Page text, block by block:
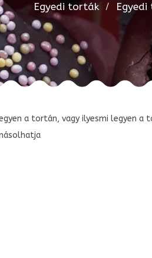
Egyedi torták
a tortán, vagy ilyesmi legyen a